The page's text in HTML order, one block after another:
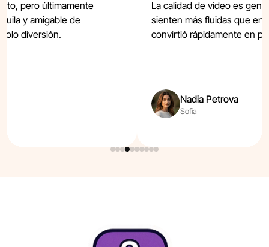
pero últimamente
y amigable de
diversión.
La calidad de video es
sienten más fluidas que en
convirtió rápidamente en
Nadia Petrova
Sofía